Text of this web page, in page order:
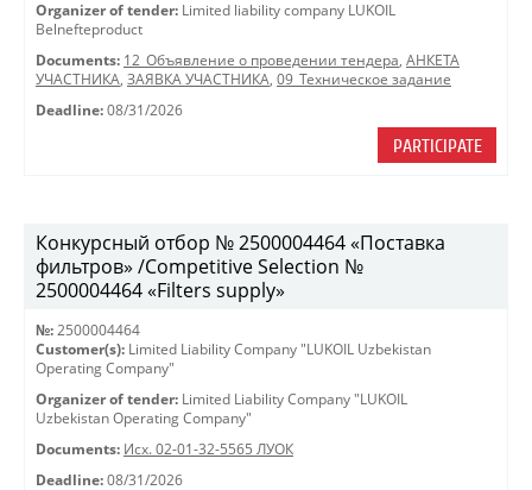
Organizer of tender: Limited liability company LUKOIL
Belnefteproduct
Documents: 12_Объявление о проведении тендера, АНКЕТА
УЧАСТНИКА, ЗАЯВКА УЧАСТНИКА, 09_Техническое задание
Deadline: 08/31/2026
PARTICIPATE
Конкурсный отбор № 2500004464 «Поставка
фильтров» /Competitive Selection №
2500004464 «Filters supply»
№: 2500004464
Customer(s): Limited Liability Company "LUKOIL Uzbekistan
Operating Company"
Organizer of tender: Limited Liability Company "LUKOIL
Uzbekistan Operating Company"
Documents: Исх. 02-01-32-5565 ЛУОК
Deadline: 08/31/2026